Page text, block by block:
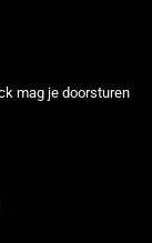
mag je doorsturen